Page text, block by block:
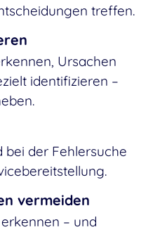
treffen.
Ursachen
identifizieren –
der Fehlersuche
vermeiden
– und